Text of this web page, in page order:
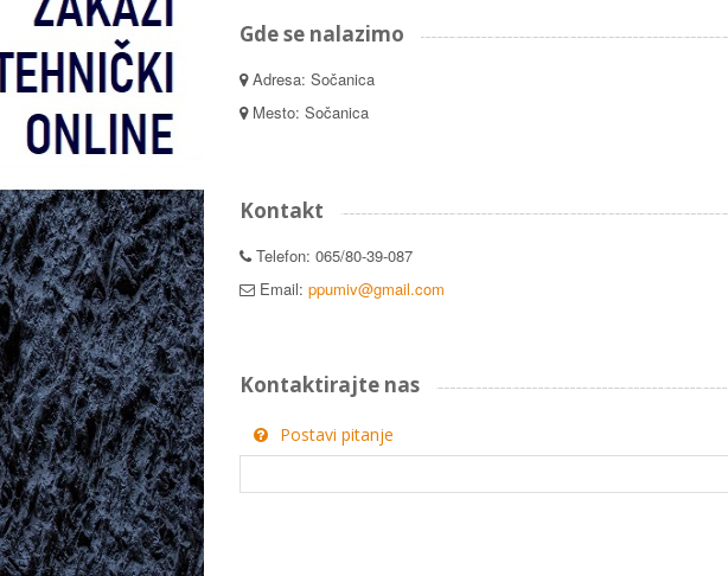
Gde se nalazimo
Adresa: Sočanica
Mesto: Sočanica
Kontakt
Telefon: 065/80-39-087
Email: ppumiv@gmail.com
Kontaktirajte nas
Postavi pitanje